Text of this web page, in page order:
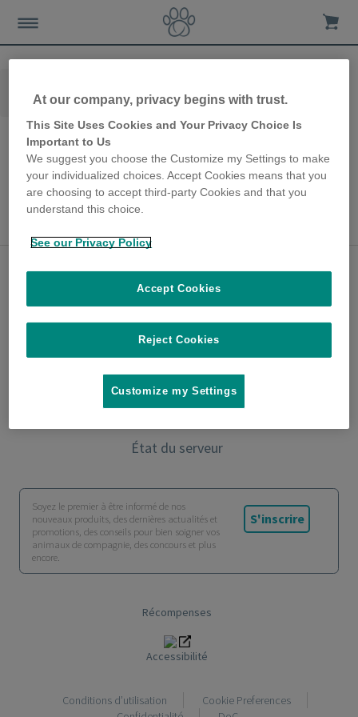
Grande Chatière Connect à puce électronique
haut de page
A propos
Contact
État du serveur
Soyez le premier à être informé de nos
nouveaux produits, des dernières actualités et
promotions, des conseils pour bien soigner vos
animaux de compagnie, des concours et plus
encore.
S'inscrire
Récompenses
Accessibilité
Conditions d’utilisation
Cookie Preferences
At our company, privacy begins with trust.
This Site Uses Cookies and Your Privacy Choice Is
Important to Us
We suggest you choose the Customize my Settings to make
your individualized choices. Accept Cookies means that you
are choosing to accept third-party Cookies and that you
understand this choice.
See our Privacy Policy
Reject Cookies
Accept Cookies
Customize my Settings